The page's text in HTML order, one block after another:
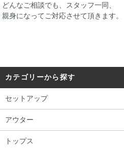
どんなご相談でも、スタッフ一同、
親身になってご対応させて頂きます。
カテゴリーから探す
セットアップ
アウター
トップス